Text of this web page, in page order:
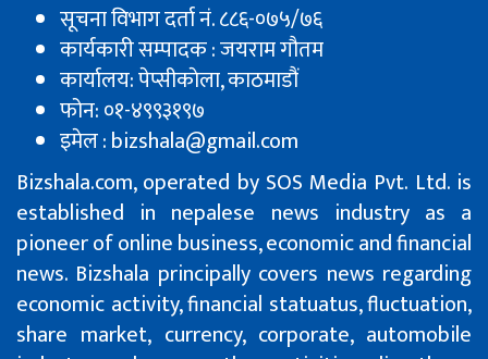
सूचना विभाग दर्ता नं. ८८६-०७५/७६
कार्यकारी सम्पादक : जयराम गौतम
कार्यालय: पेप्सीकाेला, काठमाडौं
फोन: ०१-४९९३१९७
इमेल : bizshala@gmail.com
Bizshala.com, operated by SOS Media Pvt. Ltd. is
established in nepalese news industry as a
pioneer of online business, economic and financial
news. Bizshala principally covers news regarding
economic activity, financial statuatus, fluctuation,
share market, currency, corporate, automobile